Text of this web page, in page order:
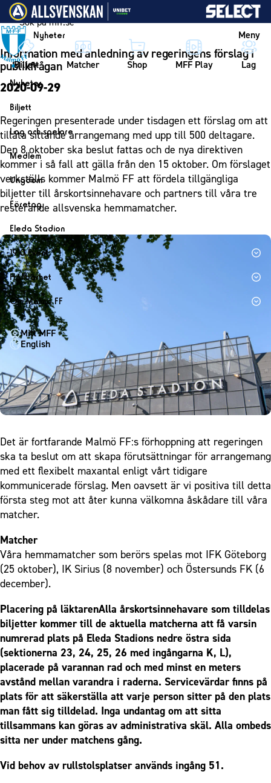
Vidare till innehållet
Nyheter Meny
Biljett Matcher Shop MFF Play Lag
Nyheter
Nyheter
Kalender
Biljett
Biljett
Årskort herr
Årskort dam
Mitt MFF
Biljetter till bortamatcher
Biljettvillkor
Lag och spelare
Lag
Herrlaget
Spelare
Ledarstab
Damlaget
Spelare
Ledarstab
Medlem
Medlemskap i Malmö FF
Årsmöte 2026
Ungdom
MFF Ungdom
Skånecupen
Fotbollsskolan
Fotbollsnätverket
P19
F19
P17
Malmö Trophy
Företag
Bli företagspartner
Nätverket
Klubbstolar
Partner dam
Eleda Stadion
Eleda Stadion
Erics Bar & Restaurang
Matchdag på Eleda Stadion
MFF-museet & rundvandringar
1910 Event
1910 Event
Fest & Event
Konferens
Möte
Mässa
Sommarfest
Julshow
Inspiration
Hållbarhet
Hållbarhet
Himmelsblå framtid – en match för miljön
MFF i samhället
Nattfotboll
Himmelsblå Tillsammans
Karriärakademin
Skolakademier
Fonder
Om Malmö FF
Om Malmö FF
Kontakt
Press och media
Historik – herrlaget
Historik – damlaget
Närstående organisationer
Policydokument
Personuppgiftspolicy
Mitt MFF
English
Information med anledning av regeringens förslag i
publikfrågan
2020-09-29
Regeringen presenterade under tisdagen ett förslag om att
tillåta sittande arrangemang med upp till 500 deltagare.
Den 8 oktober ska beslut fattas och de nya direktiven
kommer i så fall att gälla från den 15 oktober. Om förslaget
verkställs kommer Malmö FF att fördela tillgängliga
biljetter till årskortsinnehavare och partners till våra tre
resterande allsvenska hemmamatcher.
Det är fortfarande Malmö FF:s förhoppning att regeringen
ska ta beslut om att skapa förutsättningar för arrangemang
med ett flexibelt maxantal enligt vårt tidigare
kommunicerade förslag. Men oavsett är vi positiva till detta
första steg mot att åter kunna välkomna åskådare till våra
matcher.
Matcher
Våra hemmamatcher som berörs spelas mot IFK Göteborg
(25 oktober), IK Sirius (8 november) och Östersunds FK (6
december).
Placering på läktarenAlla årskortsinnehavare som tilldelas
biljetter kommer till de aktuella matcherna att få varsin
numrerad plats på Eleda Stadions nedre östra sida
(sektionerna 23, 24, 25, 26 med ingångarna K, L),
placerade på varannan rad och med minst en meters
avstånd mellan varandra i raderna. Servicevärdar finns på
plats för att säkerställa att varje person sitter på den plats
man fått sig tilldelad. Inga undantag om att sitta
tillsammans kan göras av administrativa skäl. Alla ombeds
sitta ner under matchens gång.
Vid behov av rullstolsplatser används ingång 51.